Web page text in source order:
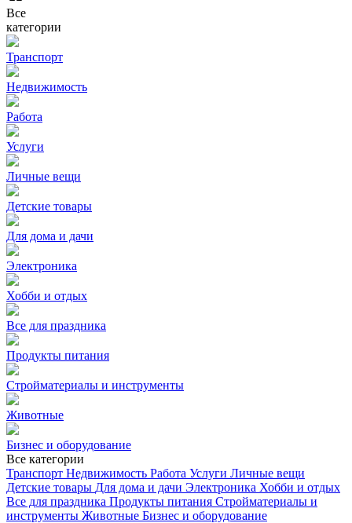
Все
категории
Транспорт
Недвижимость
Работа
Услуги
Личные вещи
Детские товары
Для дома и дачи
Электроника
Хобби и отдых
Все для праздника
Продукты питания
Стройматериалы и инструменты
Животные
Бизнес и оборудование
Все категории
Транспорт Недвижимость Работа Услуги Личные вещи
Детские товары Для дома и дачи Электроника Хобби и отдых
Все для праздника Продукты питания Стройматериалы и
инструменты Животные Бизнес и оборудование